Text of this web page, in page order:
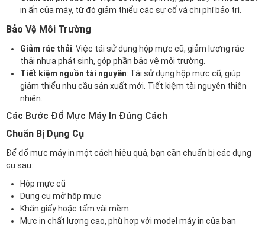
in ấn của máy, từ đó giảm thiểu các sự cố và chi phí bảo trì.
Bảo Vệ Môi Trường
Giảm rác thải: Việc tái sử dụng hộp mực cũ, giảm lượng rác
thải nhựa phát sinh, góp phần bảo vệ môi trường.
Tiết kiệm nguồn tài nguyên: Tái sử dụng hộp mực cũ, giúp
giảm thiểu nhu cầu sản xuất mới. Tiết kiệm tài nguyên thiên
nhiên.
Các Bước Đổ Mực Máy In Đúng Cách
Chuẩn Bị Dụng Cụ
Để đổ mực máy in một cách hiệu quả, bạn cần chuẩn bị các dụng
cụ sau:
Hộp mực cũ
Dụng cụ mở hộp mực
Khăn giấy hoặc tấm vài mềm
Mực in chất lượng cao, phù hợp với model máy in của bạn